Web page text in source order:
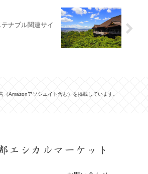
ナブル関連サイ
（Amazonアソシエイト含む）を掲載しています。